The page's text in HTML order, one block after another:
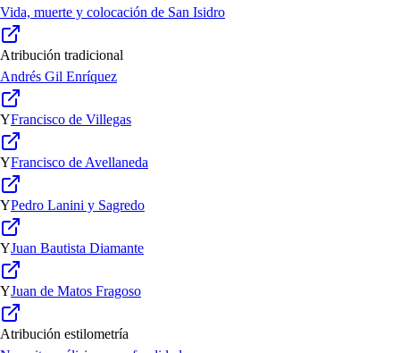
Vida, muerte y colocación de San Isidro
Atribución tradicional
Andrés Gil Enríquez
YFrancisco de Villegas
YFrancisco de Avellaneda
YPedro Lanini y Sagredo
YJuan Bautista Diamante
YJuan de Matos Fragoso
Atribución estilometría